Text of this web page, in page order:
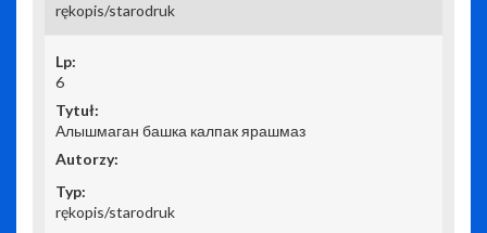
rękopis/starodruk
6
Алышмаган башка калпак ярашмаз
rękopis/starodruk